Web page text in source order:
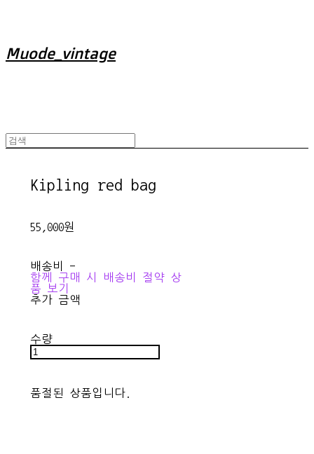
Muode_vintage
Kipling red bag
55,000원
배송비 -
함께 구매 시 배송비 절약 상
품 보기
추가 금액
수량
품절된 상품입니다.